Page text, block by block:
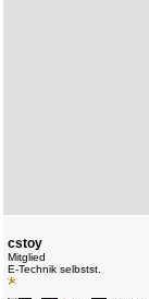
cstoy
Mitglied
E-Technik selbstst.